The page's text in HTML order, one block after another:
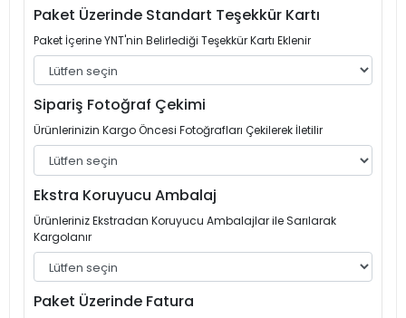
Paket Üzerinde Standart Teşekkür Kartı
Paket İçerine YNT'nin Belirlediği Teşekkür Kartı Eklenir
Sipariş Fotoğraf Çekimi
Ürünlerinizin Kargo Öncesi Fotoğrafları Çekilerek İletilir
Ekstra Koruyucu Ambalaj
Ürünleriniz Ekstradan Koruyucu Ambalajlar ile Sarılarak
Kargolanır
Paket Üzerinde Fatura